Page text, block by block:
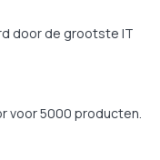
door de grootste IT
voor 5000 producten.